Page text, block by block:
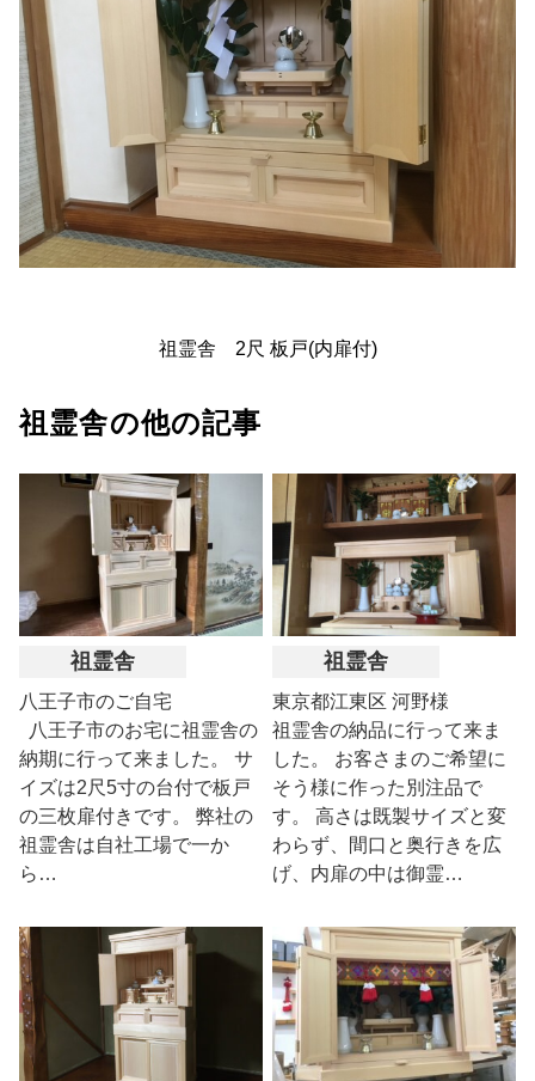
祖霊舎 2尺 板戸(内扉付)
祖霊舎の他の記事
祖霊舎
八王子市のご自宅
八王子市のお宅に祖霊舎の
納期に行って来ました。 サ
イズは2尺5寸の台付で板戸
の三枚扉付きです。 弊社の
祖霊舎は自社工場で一か
ら…
祖霊舎
東京都江東区 河野様
祖霊舎の納品に行って来ま
した。 お客さまのご希望に
そう様に作った別注品で
す。 高さは既製サイズと変
わらず、間口と奥行きを広
げ、内扉の中は御霊…